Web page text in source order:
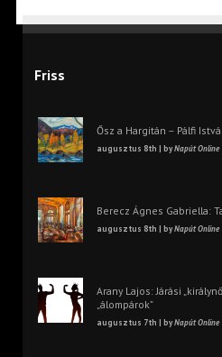
Friss
Ősz a Hargitán – Pálfi
augusztus 8th | byNapút Online
Berecz Ágnes Gabriella:
augusztus 8th | byNapút Online
Arany Lajos: Járási
„álompárok”
augusztus 7th | byNapút Online